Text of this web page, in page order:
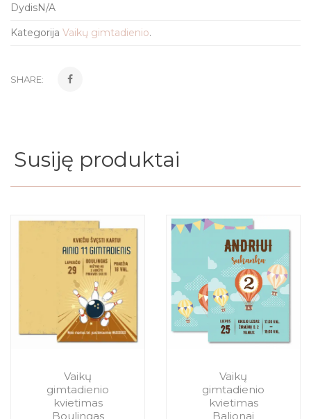
DydisN/A
Kategorija Vaikų gimtadienio.
SHARE:
Susiję produktai
Vaikų
gimtadienio
kvietimas
Boulingas
Vaikų
gimtadienio
kvietimas
Balionai